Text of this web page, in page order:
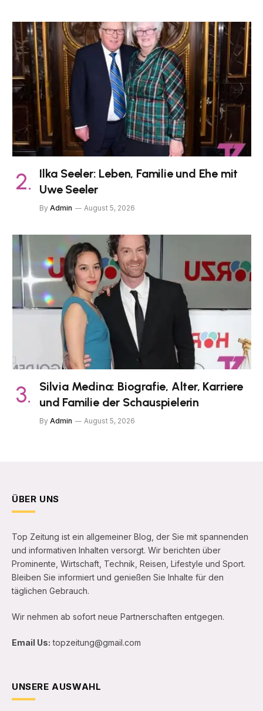
Ilka Seeler: Leben, Familie und Ehe mit
Uwe Seeler
By Admin August 5, 2026
Silvia Medina: Biografie, Alter, Karriere
und Familie der Schauspielerin
By Admin August 5, 2026
ÜBER UNS
Top Zeitung ist ein allgemeiner Blog, der Sie mit spannenden
und informativen Inhalten versorgt. Wir berichten über
Prominente, Wirtschaft, Technik, Reisen, Lifestyle und Sport.
Bleiben Sie informiert und genießen Sie Inhalte für den
täglichen Gebrauch.
Wir nehmen ab sofort neue Partnerschaften entgegen.
Email Us: topzeitung@gmail.com
UNSERE AUSWAHL